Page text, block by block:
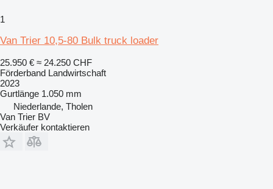
1
Van Trier 10,5-80 Bulk truck loader
25.950 € ≈ 24.250 CHF
Förderband Landwirtschaft
2023
Gurtlänge 1.050 mm
Niederlande, Tholen
Van Trier BV
Verkäufer kontaktieren